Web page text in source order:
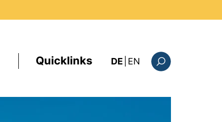
Quicklinks DE EN : this page in